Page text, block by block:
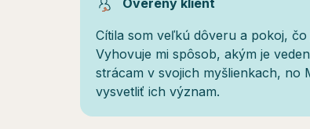
Cítila som veľkú dôveru a pokoj,
Vyhovuje mi spôsob, akým je
strácam v svojich myšlienkach, no
vysvetliť ich význam.